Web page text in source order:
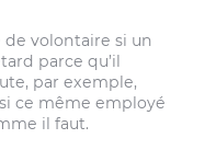
volontaire si un
parce qu’il
par exemple,
ce même employé
il faut.